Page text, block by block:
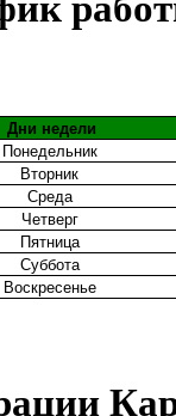
Дни недели
Понедельник
Вторник
Среда
Четверг
Пятница
Суббота
Воскресенье